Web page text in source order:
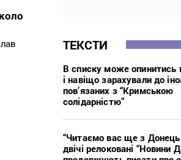
ТЕКСТИ
В списку може опинитись
і навіщо зарахували до
пов’язаних з “Кримською
солідарністю”
“Читаємо вас ще з
двічі релоковані “Новини